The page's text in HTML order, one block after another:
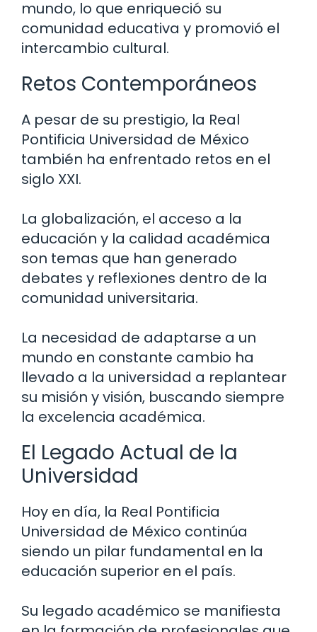
mundo, lo que enriqueció su
comunidad educativa y promovió el
intercambio cultural.
Retos Contemporáneos
A pesar de su prestigio, la Real
Pontificia Universidad de México
también ha enfrentado retos en el
siglo XXI.
La globalización, el acceso a la
educación y la calidad académica
son temas que han generado
debates y reflexiones dentro de la
comunidad universitaria.
La necesidad de adaptarse a un
mundo en constante cambio ha
llevado a la universidad a replantear
su misión y visión, buscando siempre
la excelencia académica.
El Legado Actual de la
Universidad
Hoy en día, la Real Pontificia
Universidad de México continúa
siendo un pilar fundamental en la
educación superior en el país.
Su legado académico se manifiesta